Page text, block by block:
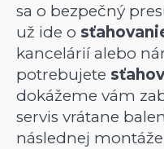
sa o bezpečný
už ide o
kancelárií alebo
potrebujete
dokážeme vám
servis vrátane
následnej